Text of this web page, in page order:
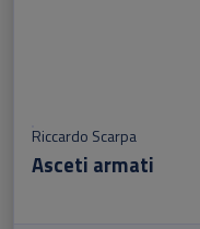
Riccardo Scarpa
Asceti armati